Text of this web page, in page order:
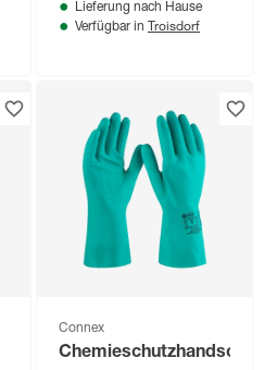
Lieferung nach Hause
Verfügbar in Troisdorf
Connex
Chemieschutzhandschuh